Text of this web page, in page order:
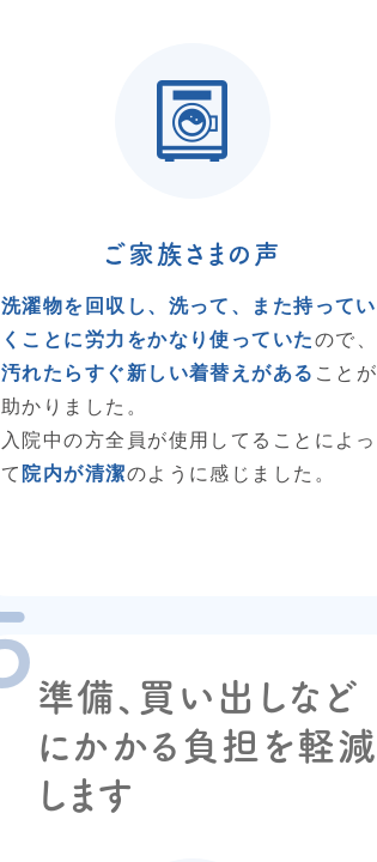
ご家族さまの声
洗濯物を回収し、洗って、また持ってい
くことに労力をかなり使っていたので、
汚れたらすぐ新しい着替えがある ことが
助かりました。
入院中の方全員が使用してることによっ
て 院内が清潔のように感じました。
準備、買い出しなど
にかかる負担を軽減
します